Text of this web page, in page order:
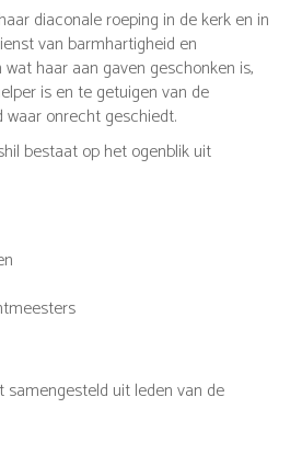
diaconale roeping in de kerk en in
van barmhartigheid en
haar aan gaven geschonken is,
is en te getuigen van de
onrecht geschiedt.
bestaat op het ogenblik uit
uit leden van de